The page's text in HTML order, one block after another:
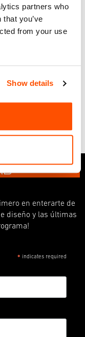
partners who
you’ve
from your use
Show details
en enterarte de
diseño y las últimas
* indicates required